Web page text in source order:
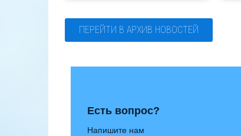
ПЕРЕЙТИ В АРХИВ НОВОСТЕЙ
Есть вопрос?
Напишите нам